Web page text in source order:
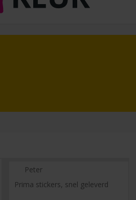
Peter
Prima stickers, snel geleverd